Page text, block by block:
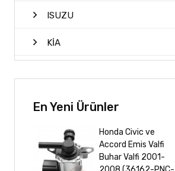
ISUZU
KİA
PROTON
En Yeni Ürünler
Honda Civic ve
Accord Emis Valfi
Buhar Valfi 2001-